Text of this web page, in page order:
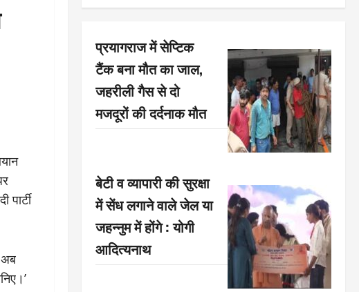
अब
प्रयागराज में सेप्टिक
टैंक बना मौत का जाल,
जहरीली गैस से दो
मजदूरों की दर्दनाक मौत
बेटी व व्यापारी की सुरक्षा
में सेंध लगाने वाले जेल या
जहन्नुम में होंगे : योगी
आदित्यनाथ